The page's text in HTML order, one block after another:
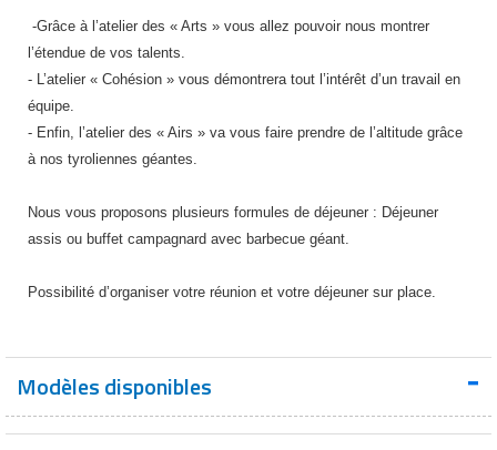
Vêtement sportif
Sautause professionnelle
Table de cuisson professionnelle
Tables de préparation réfrigérées
Vaisselle restaurant
Vitrines réfrigérées
-Grâce à l’atelier des « Arts » vous allez pouvoir nous montrer
l’étendue de vos talents.
- L’atelier « Cohésion » vous démontrera tout l’intérêt d’un travail en
équipe.
- Enfin, l’atelier des « Airs » va vous faire prendre de l’altitude grâce
à nos tyroliennes géantes.
Nous vous proposons plusieurs formules de déjeuner : Déjeuner
assis ou buffet campagnard avec barbecue géant.
Possibilité d’organiser votre réunion et votre déjeuner sur place.
Modèles disponibles